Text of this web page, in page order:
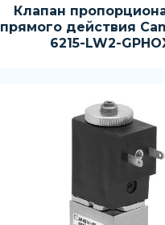
Клапан
прямого действия
6215-LW2-